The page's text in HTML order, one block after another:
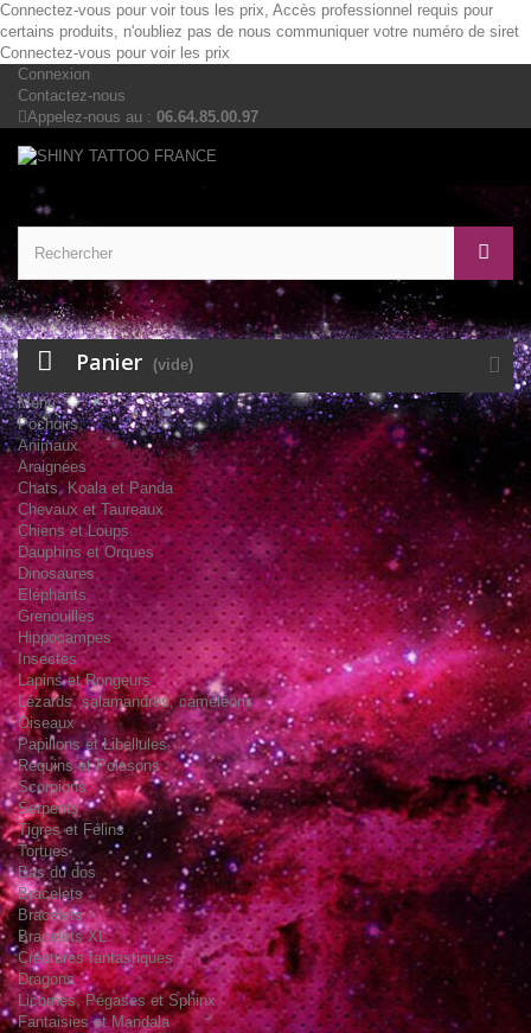
Connectez-vous pour voir tous les prix, Accès professionnel requis pour
certains produits, n'oubliez pas de nous communiquer votre numéro de siret
Connectez-vous pour voir les prix
Connexion
Contactez-nous
Appelez-nous au : 06.64.85.00.97
Panier (vide)
Menu
Pochoirs
Animaux
Araignées
Chats, Koala et Panda
Chevaux et Taureaux
Chiens et Loups
Dauphins et Orques
Dinosaures
Eléphants
Grenouilles
Hippocampes
Insectes
Lapins et Rongeurs
Lézards, salamandres, caméléons
Oiseaux
Papillons et Libellules
Requins et Poissons
Scorpions
Serpents
Tigres et Félins
Tortues
Bas du dos
Bracelets
Bracelets
Bracelets XL
Créatures fantastiques
Dragons
Licornes, Pégases et Sphinx
Fantaisies et Mandala